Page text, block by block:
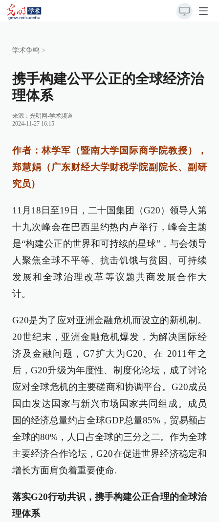
学术争鸣 >
携手构建公平公正的全球经济治
理体系
来源： 光明网-学术频道
2024-11-27 16:15
作者：林学军（暨南大学国际商学院教授），
郑慧娟（广东财经大学财税学院副院长、副研
究员）
11月18日至19日，二十国集团（G20）领导人第
十九次峰会在巴西里约热内卢举行，峰会主题
是“构建公正的世界和可持续的星球”，与会领导
人聚焦全球不平等、抗击饥饿与贫困、可持续
发展和全球治理改革等议题共商发展合作大
计。
G20是为了应对亚洲金融危机而设立的新机制。
20世纪末，亚洲金融危机爆发，为解决国际经
济及金融问题，G7扩大为G20。在 2011年之
后，G20升级为年度性、制度化论坛，成了讨论
应对全球危机的主要磋商和协调平台。G20成员
国由发达国家与新兴市场国家共同组成。成员
国的经济总量约占全球GDP总量85%，贸易额占
全球的80%，人口占全球的三分之二。作为全球
主要经济合作论坛，G20在促进世界经济稳定和
增长方面肩负着重要使命.
落实G20行动共识，携手构建公正合理的全球治
理体系